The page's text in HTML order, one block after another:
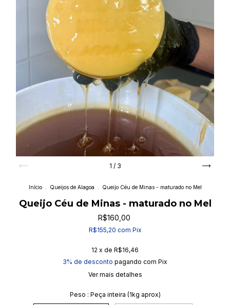
1 / 3
Início Queijos de Alagoa Queijo Céu de Minas - maturado no Mel
Queijo Céu de Minas - maturado no Mel
R$160,00
R$155,20 com Pix
12 x de R$16,46
3% de desconto pagando com Pix
Ver mais detalhes
Peso : Peça inteira (1kg aprox)